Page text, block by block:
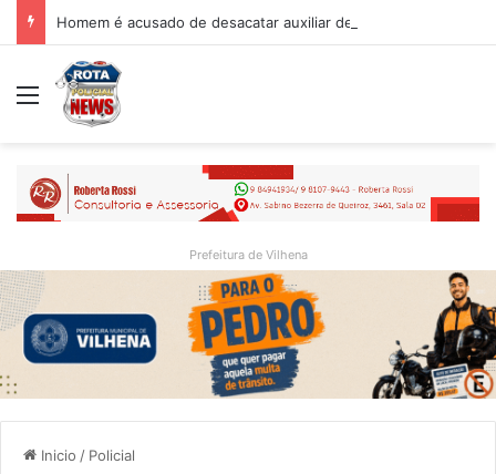
Menu
Prefeitura de Vilhena
Inicio / Policial